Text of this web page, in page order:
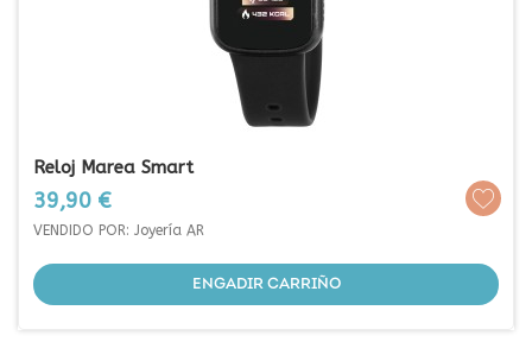
Reloj Marea Smart
Prezo
39,90 €
VENDIDO POR: Joyería AR
ENGADIR CARRIÑO